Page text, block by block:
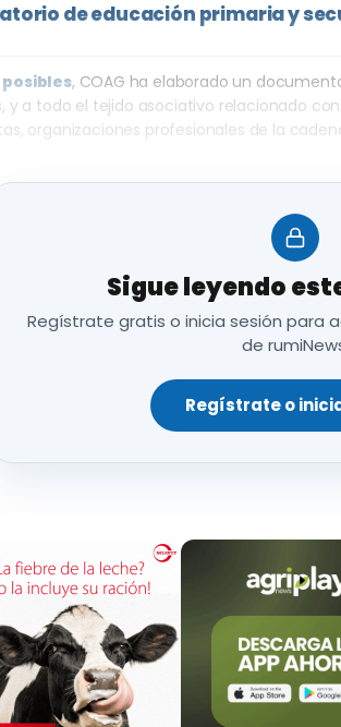
de educación primaria y
, COAG ha elaborado un
a todo el tejido asociativo relacionado
organizaciones profesionales de la
los agricultores y ganaderos
en colegios e institutos. Para ello,
económicas y sociales,
como un pilar fundamental
nuestro. En la misma línea,
información a la hora de
acorde con la importancia
del documento
los Objetivos de Desarrollo
sobre la presencia que tienen
básicosque establece la
en los libros de texto.
Sigue leyendo
Regístrate gratis o inicia sesión para
de
Regístrate o